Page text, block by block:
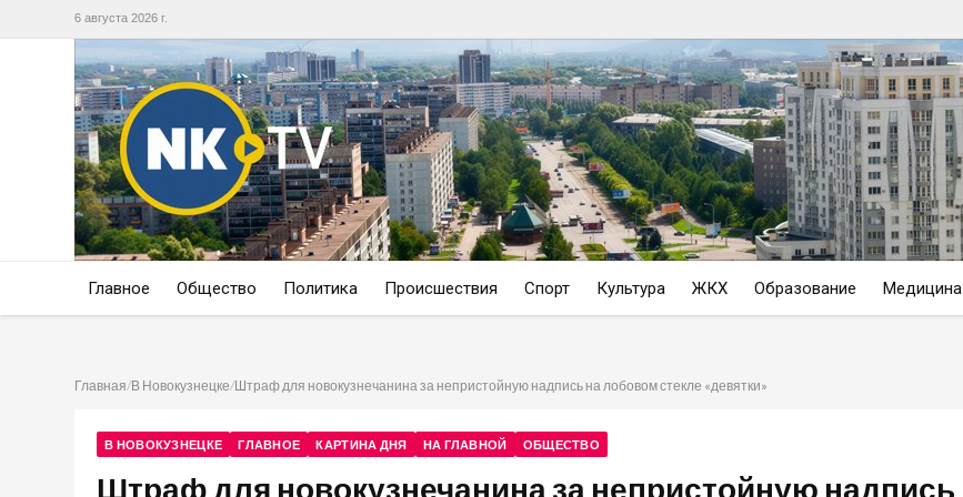
6 августа 2026 г.
Главное Общество Политика Происшествия Спорт Культура ЖКХ Образование Медицина
Главная/В Новокузнецке/Штраф для новокузнечанина за непристойную надпись на лобовом стекле «девятки»
В НОВОКУЗНЕЦКЕ ГЛАВНОЕ КАРТИНА ДНЯ НА ГЛАВНОЙ ОБЩЕСТВО
Штраф для новокузнечанина за непристойную надпись